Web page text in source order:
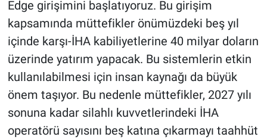
Edge girişimini başlatıyoruz. Bu girişim
kapsamında müttefikler önümüzdeki beş yıl
içinde karşı-İHA kabiliyetlerine 40 milyar doların
üzerinde yatırım yapacak. Bu sistemlerin etkin
kullanılabilmesi için insan kaynağı da büyük
önem taşıyor. Bu nedenle müttefikler, 2027 yılı
sonuna kadar silahlı kuvvetlerindeki İHA
operatörü sayısını beş katına çıkarmayı taahhüt